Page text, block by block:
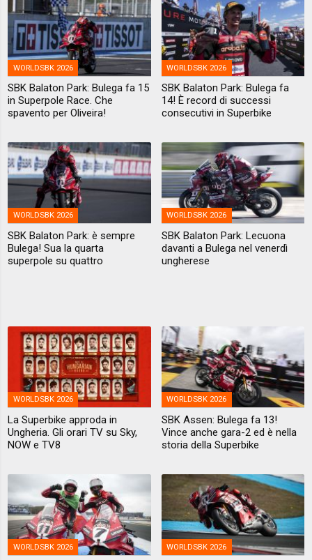
WORLDSBK 2026
SBK Balaton Park: Bulega fa 15
in Superpole Race. Che
spavento per Oliveira!
WORLDSBK 2026
SBK Balaton Park: Bulega fa
14! È record di successi
consecutivi in Superbike
WORLDSBK 2026
SBK Balaton Park: è sempre
Bulega! Sua la quarta
superpole su quattro
WORLDSBK 2026
SBK Balaton Park: Lecuona
davanti a Bulega nel venerdì
ungherese
WORLDSBK 2026
La Superbike approda in
Ungheria. Gli orari TV su Sky,
NOW e TV8
WORLDSBK 2026
SBK Assen: Bulega fa 13!
Vince anche gara-2 ed è nella
storia della Superbike
WORLDSBK 2026 WORLDSBK 2026